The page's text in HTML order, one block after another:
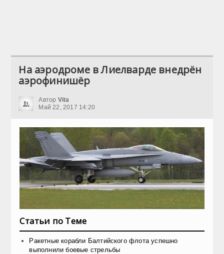
На аэродроме в Лиелварде внедрён
аэрофинишёр
Автор Vita
Май 22, 2017 14:20
Статьи по Теме
Ракетные корабли Балтийского флота успешно
выполнили боевые стрельбы